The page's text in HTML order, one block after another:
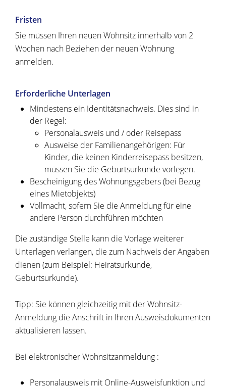
Fristen
Sie müssen Ihren neuen Wohnsitz innerhalb von 2
Wochen nach Beziehen der neuen Wohnung
anmelden.
Erforderliche Unterlagen
Mindestens ein Identitätsnachweis. Dies sind in
der Regel:
Personalausweis und / oder Reisepass
Ausweise der Familienangehörigen: Für
Kinder, die keinen Kinderreisepass besitzen,
müssen Sie die Geburtsurkunde vorlegen.
Bescheinigung des Wohnungsgebers (bei Bezug
eines Mietobjekts)
Vollmacht, sofern Sie die Anmeldung für eine
andere Person durchführen möchten
Die zuständige Stelle kann die Vorlage weiterer
Unterlagen verlangen, die zum Nachweis der Angaben
dienen (zum Beispiel: Heiratsurkunde,
Geburtsurkunde).
Tipp: Sie können gleichzeitig mit der Wohnsitz-
Anmeldung die Anschrift in Ihren Ausweisdokumenten
aktualisieren lassen.
Bei elektronischer Wohnsitzanmeldung :
Personalausweis mit Online-Ausweisfunktion und